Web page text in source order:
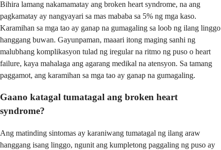
Bihira lamang nakamamatay ang broken heart syndrome, na ang
pagkamatay ay nangyayari sa mas mababa sa 5% ng mga kaso.
Karamihan sa mga tao ay ganap na gumagaling sa loob ng ilang linggo
hanggang buwan. Gayunpaman, maaari itong maging sanhi ng
malubhang komplikasyon tulad ng iregular na ritmo ng puso o heart
failure, kaya mahalaga ang agarang medikal na atensyon. Sa tamang
paggamot, ang karamihan sa mga tao ay ganap na gumagaling.
Gaano katagal tumatagal ang broken heart
syndrome?
Ang matinding sintomas ay karaniwang tumatagal ng ilang araw
hanggang isang linggo, ngunit ang kumpletong paggaling ng puso ay